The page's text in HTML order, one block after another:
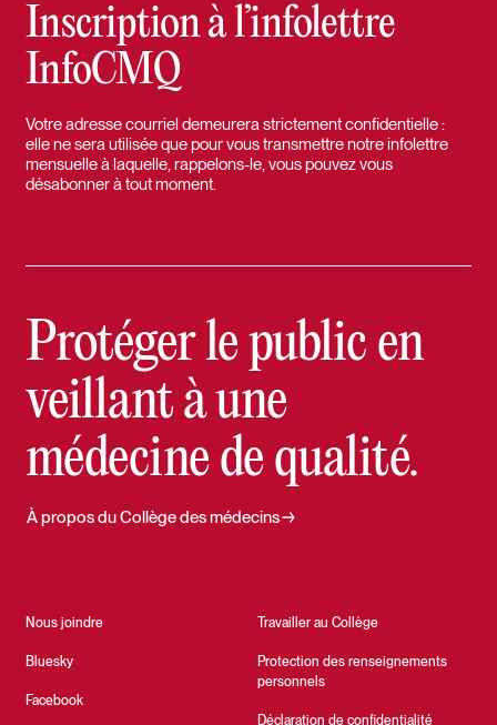
Inscription à l’infolettre
InfoCMQ
Votre adresse courriel demeurera strictement confidentielle :
elle ne sera utilisée que pour vous transmettre notre infolettre
mensuelle à laquelle, rappelons-le, vous pouvez vous
désabonner à tout moment.
Protéger le public en
veillant à une
médecine de qualité.
Nous joindre
Bluesky
Facebook
Travailler au Collège
Protection des renseignements
personnels
Déclaration de confidentialité
À propos du Collège des médecins